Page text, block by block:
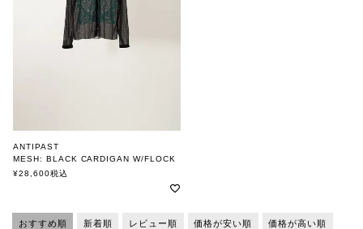
ANTIPAST
MESH: BLACK CARDIGAN W/FLOCK
アンティパスト
¥28,600税込
おすすめ順 新着順 レビュー順 価格が安い順 価格が高い順